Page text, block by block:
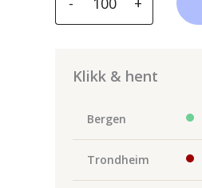
Cyclonic
Multi-
150mm
Klikk & hent
Bergen
Trondheim